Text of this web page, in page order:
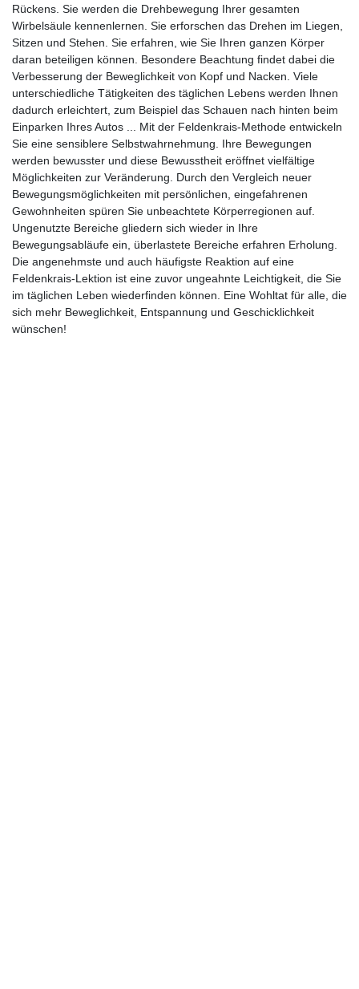
Rückens. Sie werden die Drehbewegung Ihrer gesamten
Wirbelsäule kennenlernen. Sie erforschen das Drehen im Liegen,
Sitzen und Stehen. Sie erfahren, wie Sie Ihren ganzen Körper
daran beteiligen können. Besondere Beachtung findet dabei die
Verbesserung der Beweglichkeit von Kopf und Nacken. Viele
unterschiedliche Tätigkeiten des täglichen Lebens werden Ihnen
dadurch erleichtert, zum Beispiel das Schauen nach hinten beim
Einparken Ihres Autos ... Mit der Feldenkrais-Methode entwickeln
Sie eine sensiblere Selbstwahrnehmung. Ihre Bewegungen
werden bewusster und diese Bewusstheit eröffnet vielfältige
Möglichkeiten zur Veränderung. Durch den Vergleich neuer
Bewegungsmöglichkeiten mit persönlichen, eingefahrenen
Gewohnheiten spüren Sie unbeachtete Körperregionen auf.
Ungenutzte Bereiche gliedern sich wieder in Ihre
Bewegungsabläufe ein, überlastete Bereiche erfahren Erholung.
Die angenehmste und auch häufigste Reaktion auf eine
Feldenkrais-Lektion ist eine zuvor ungeahnte Leichtigkeit, die Sie
im täglichen Leben wiederfinden können. Eine Wohltat für alle, die
sich mehr Beweglichkeit, Entspannung und Geschicklichkeit
wünschen!